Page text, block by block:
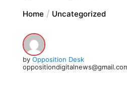
Home Uncategorized
by Opposition Desk